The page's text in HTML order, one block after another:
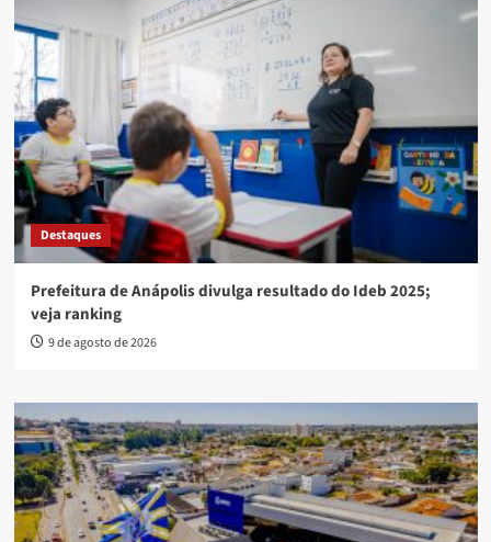
Destaques
Prefeitura de Anápolis divulga resultado do Ideb 2025;
veja ranking
9 de agosto de 2026